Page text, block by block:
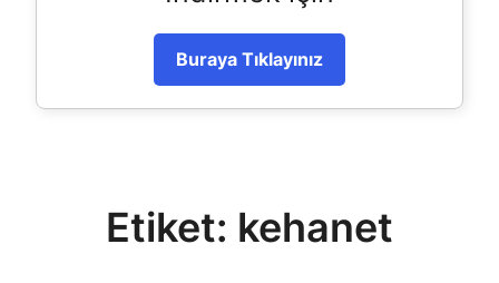
Buraya Tıklayınız
Etiket: kehanet